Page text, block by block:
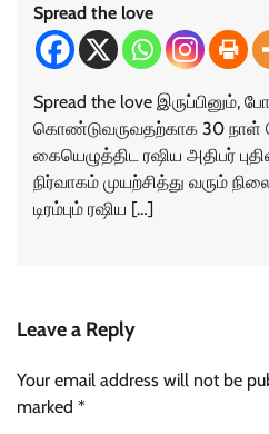
Spread the love
Spread the love இருப்பினும்,
கொண்டுவருவதற்காக 30 நாள்
கையெழுத்திட ரஷிய அதிபர்
நிர்வாகம் முயற்சித்து வரும்
டிரம்பும் ரஷிய […]
Leave a Reply
Your email address will not be
marked *